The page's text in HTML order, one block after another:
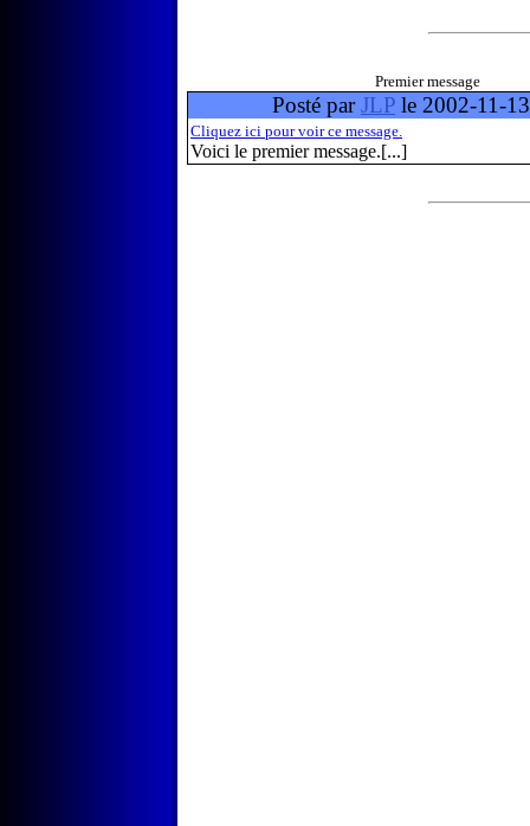
Premier message
Posté parJLP le 2002-11-
Cliquez ici pour voir ce message.
Voici le premier message.[...]